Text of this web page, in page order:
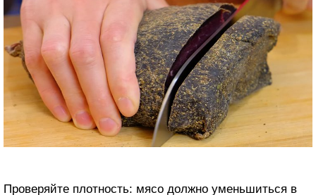
Проверяйте плотность: мясо должно уменьшиться в